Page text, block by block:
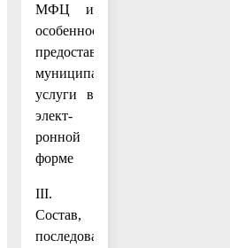
МФЦ и
особенности
предоставления
муниципальной
услуги в
элект-
ронной
форме
III.
Состав,
последовательность